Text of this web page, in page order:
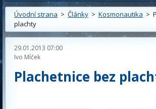
Úvodní strana > Články > Kosmonautika >
plachty
29.01.2013 07:00
Ivo Míček
Plachetnice bez